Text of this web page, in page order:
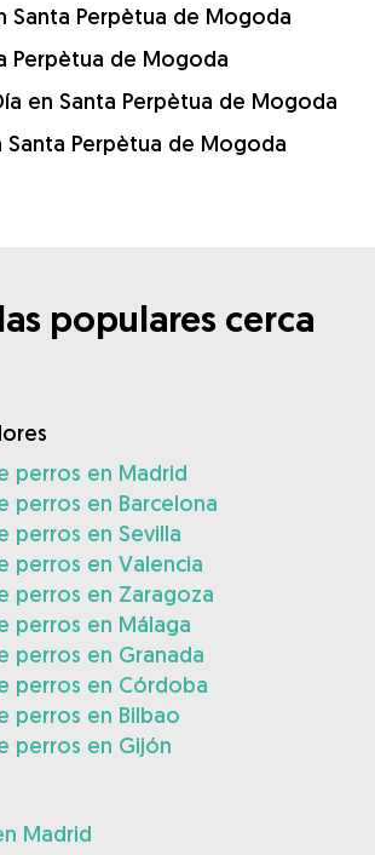
Santa Perpètua de Mogoda
Perpètua de Mogoda
en Santa Perpètua de Mogoda
Santa Perpètua de Mogoda
populares cerca
perros en Madrid
perros en Barcelona
perros en Sevilla
perros en Valencia
perros en Zaragoza
perros en Málaga
perros en Granada
perros en Córdoba
perros en Bilbao
perros en Gijón
Madrid